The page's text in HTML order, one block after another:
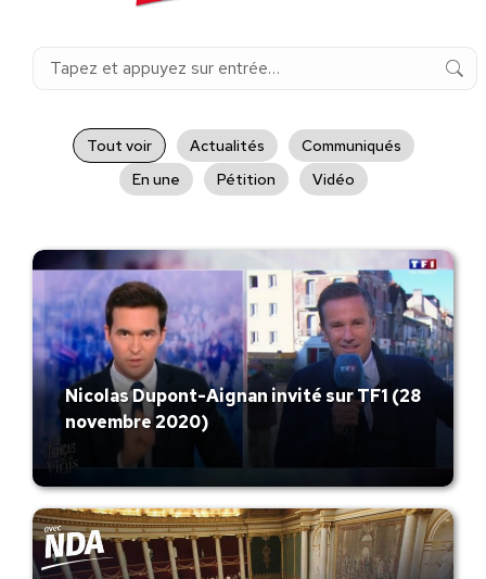
Recherche
Tout voir Actualités
Communiqués
En une
Pétition Vidéo
Nicolas Dupont-Aignan invité sur TF1 (28
novembre 2020)